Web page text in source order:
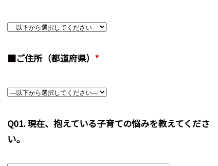
■ご住所（都道府県） *
Q01. 現在、抱えている子育ての悩みを教えてくださ
い。